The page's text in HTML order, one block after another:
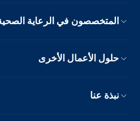
المتخصصون في الرعاية الصحية
حلول الأعمال الأخرى
نبذة عنا